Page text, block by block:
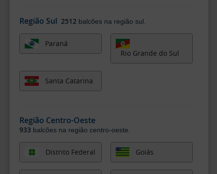
Região Sul 2512 balcões na região sul.
Paraná
Rio Grande do Sul
Santa Catarina
Região Centro-Oeste
933 balcões na região centro-oeste.
Distrito Federal Goiás